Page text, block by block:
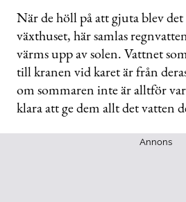
När de höll på att gjuta blev
växthuset, här samlas
värms upp av solen. Vattnet
till kranen vid karet är från
om sommaren inte är alltför
klara att ge dem allt det vatten
Annons